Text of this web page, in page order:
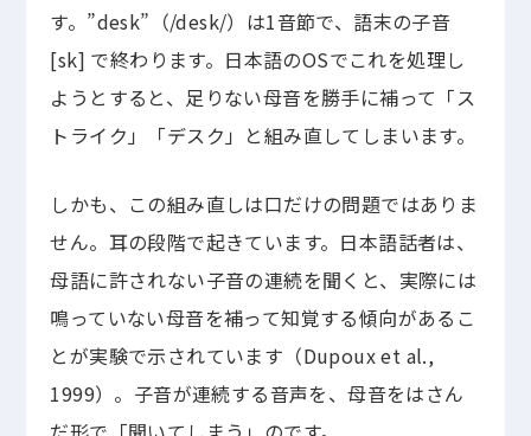
す。”desk”（/desk/）は1音節で、語末の子音
[sk] で終わります。日本語のOSでこれを処理し
ようとすると、足りない母音を勝手に補って「ス
トライク」「デスク」と組み直してしまいます。
しかも、この組み直しは口だけの問題ではありま
せん。耳の段階で起きています。日本語話者は、
母語に許されない子音の連続を聞くと、実際には
鳴っていない母音を補って知覚する傾向があるこ
とが実験で示されています（Dupoux et al.,
1999）。子音が連続する音声を、母音をはさん